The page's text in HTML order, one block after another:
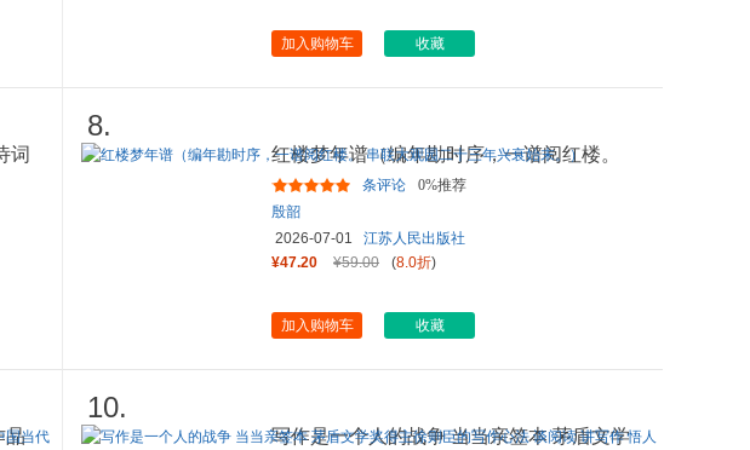
加入购物车 收藏
词
8.
红楼梦年谱（编年勘时序，一谱阅红楼。
串联大观园二十三年兴衰始
条评论
0%推荐
殷韶
2026-07-01
江苏人民出版社
¥47.20
¥59.00 (8.0折)
加入购物车 收藏
品
10.
写作是一个人的战争 当当亲签本 茅盾文学